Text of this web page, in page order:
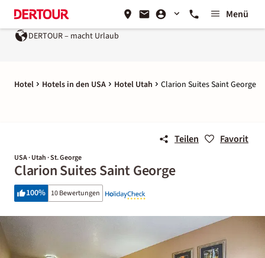
Menü
DERTOUR – macht Urlaub
Hotel Hotels in den USA Hotel Utah Clarion Suites Saint George
Teilen Favorit
USA · Utah · St. George
Clarion Suites Saint George
100% 10 Bewertungen